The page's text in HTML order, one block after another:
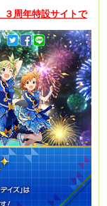
３周年特設サイトで